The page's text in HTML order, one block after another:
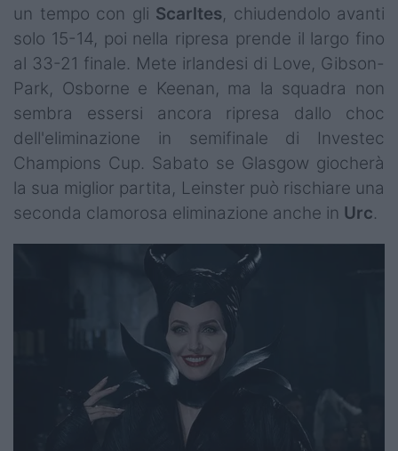
un tempo con gli Scarltes, chiudendolo avanti
solo 15-14, poi nella ripresa prende il largo fino
al 33-21 finale. Mete irlandesi di Love, Gibson-
Park, Osborne e Keenan, ma la squadra non
sembra essersi ancora ripresa dallo choc
dell'eliminazione in semifinale di Investec
Champions Cup. Sabato se Glasgow giocherà
la sua miglior partita, Leinster può rischiare una
seconda clamorosa eliminazione anche in Urc.